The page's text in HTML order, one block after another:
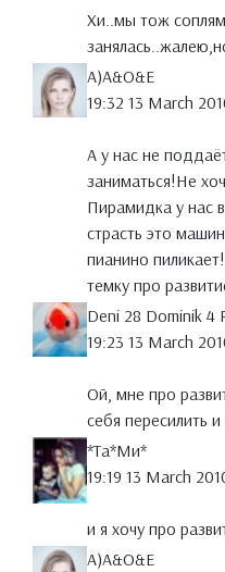
Хи..мы тож
A)A&O&E
19:32 13 March
А у нас не
заниматься!Не
Пирамидка у нас
страсть это
пианино
темку про
Deni 28 Dominik 4
19:23 13 March
Ой, мне про
себя пересилить
*Тa*Ми*
19:19 13 March
и я хочу про
A)A&O&E